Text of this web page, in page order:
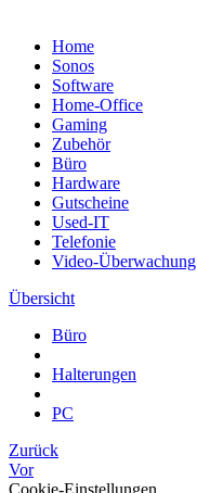
Home
Sonos
Software
Home-Office
Gaming
Zubehör
Büro
Hardware
Gutscheine
Used-IT
Telefonie
Video-Überwachung
Übersicht
Büro
Halterungen
PC
Zurück
Vor
Cookie-Einstellungen